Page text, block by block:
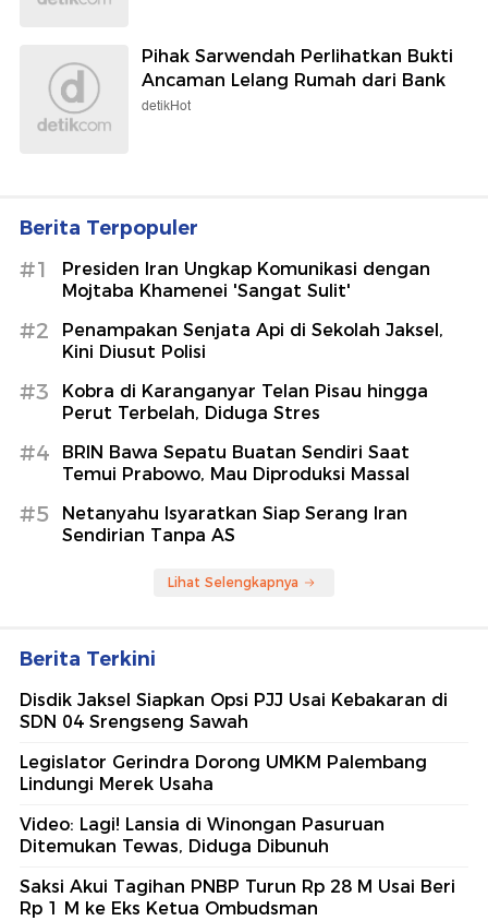
Pihak Sarwendah Perlihatkan Bukti
Ancaman Lelang Rumah dari Bank
detikHot
Berita Terpopuler
#1
Presiden Iran Ungkap Komunikasi dengan
Mojtaba Khamenei 'Sangat Sulit'
#2
Penampakan Senjata Api di Sekolah Jaksel,
Kini Diusut Polisi
#3
Kobra di Karanganyar Telan Pisau hingga
Perut Terbelah, Diduga Stres
#4
BRIN Bawa Sepatu Buatan Sendiri Saat
Temui Prabowo, Mau Diproduksi Massal
#5
Netanyahu Isyaratkan Siap Serang Iran
Sendirian Tanpa AS
Lihat Selengkapnya
Berita Terkini
Disdik Jaksel Siapkan Opsi PJJ Usai Kebakaran di
SDN 04 Srengseng Sawah
Legislator Gerindra Dorong UMKM Palembang
Lindungi Merek Usaha
Video: Lagi! Lansia di Winongan Pasuruan
Ditemukan Tewas, Diduga Dibunuh
Saksi Akui Tagihan PNBP Turun Rp 28 M Usai Beri
Rp 1 M ke Eks Ketua Ombudsman